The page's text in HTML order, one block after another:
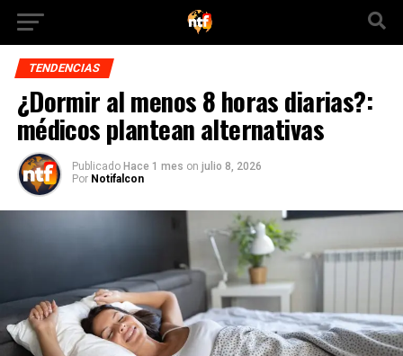
TENDENCIAS
¿Dormir al menos 8 horas diarias?:
médicos plantean alternativas
Publicado Hace 1 mes on julio 8, 2026
Por Notifalcon